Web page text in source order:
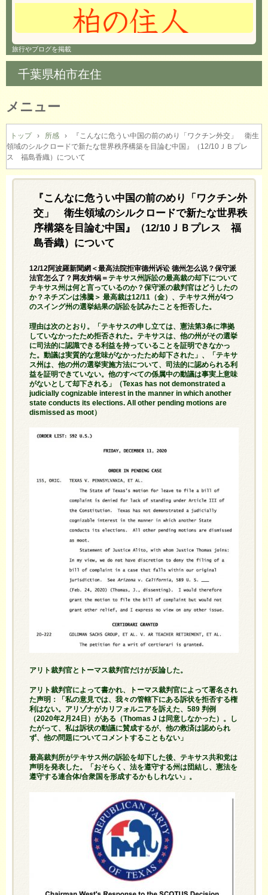
旅行やブログを掲載
千葉県柏市在住
メニュー
コ
ン
テ
ン
トップ › 所感 ›
『こんなに危うい中国の前のめり「ワクチン外交」 衛生
領域のシルクロードで新たな世界秩序構築を目論む中国』（12/10ＪＢプレ
ス 福島香織）について
『こんなに危うい中国の前のめり「ワクチン外
交」 衛生領域のシルクロードで新たな世界秩
序構築を目論む中国』（12/10ＪＢプレス 福
島香織）について
12/12阿波羅新聞網＜最高法院拒审德州诉讼 德州怎么说？保守派
法官怎么了？网友炸锅＝テキサス州訴訟の最高裁の却下について
テキサス州は何と言っているのか？保守派の裁判官はどうしたの
か？ネチズンは沸騰＞ 最高裁は12/11（金）、テキサス州が4つ
のスイング州の選挙結果の訴訟を試みたことを拒否した。
理由は次のとおり。「 テキサスの申し立ては、憲法第3条に準拠
していなかったため拒否された。テキサスは、他の州がその選挙
に司法的に認識できる利益を持っていることを証明できなかっ
た。動議は実質的な意味がなかったため却下された」、「テキサ
ス州は、他の州の選挙実施方法について、司法的に認められる利
益を証明できていない。他のすべての係属中の動議は事実上意味
がないとして却下される」（Texas has not demonstrated a
judicially cognizable interest in the manner in which another
state conducts its elections. All other pending motions are
dismissed as moot）
アリト裁判官とトーマス裁判官だけが反論した。
アリト裁判官によって書かれ、トーマス裁判官によって署名され
た声明：「私の意見では、我々の管轄下にある訴状を拒否する権
利はない。アリゾナがカリフォルニアを訴えた、589 判例
（2020年2月24日）がある（Thomas J は同意しなかった）。し
たがって、私は訴状の動議に賛成するが、他の救済は認められ
ず、他の問題についてコメントすることもない」
最高裁判所がテキサス州の訴訟を却下した後、テキサス共和党は
声明を発表した。「おそらく、法を遵守する州は団結し、憲法を
遵守する連合体/合衆国を形成するかもしれない」。